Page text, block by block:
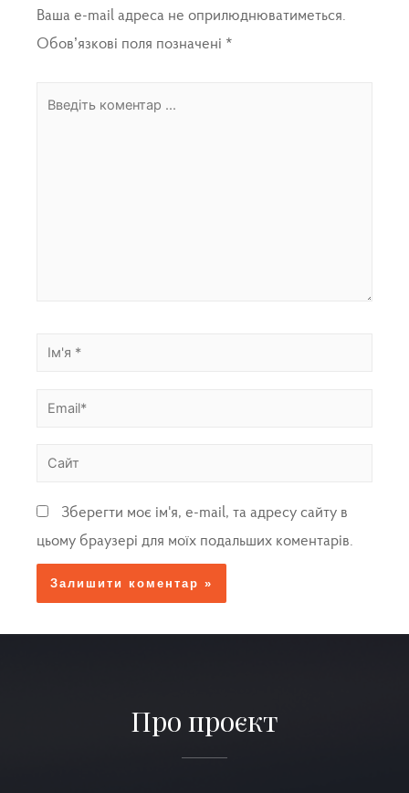
Ваша e-mail адреса не оприлюднюватиметься.
Обов’язкові поля позначені *
Зберегти моє ім'я, e-mail, та адресу сайту в
цьому браузері для моїх подальших коментарів.
Про проєкт